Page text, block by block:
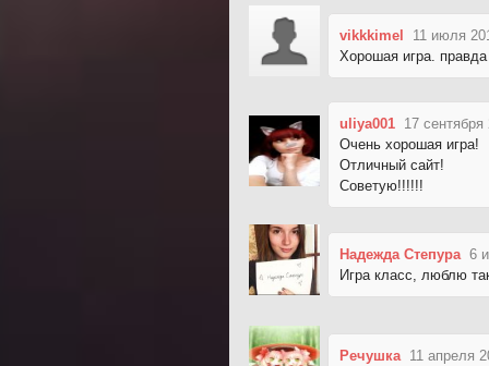
vikkkimel
11 июля
Хорошая игра. правда
uliya001 17
Очень хорошая игра!
Отличный сайт!
Советую!!!!!!
Надежда Степура 6
Игра класс, люблю
Речушка 11 апреля